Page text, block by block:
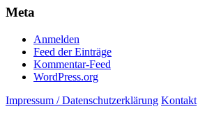
Meta
Anmelden
Feed der Einträge
Kommentar-Feed
WordPress.org
Impressum / Datenschutzerklärung Kontakt